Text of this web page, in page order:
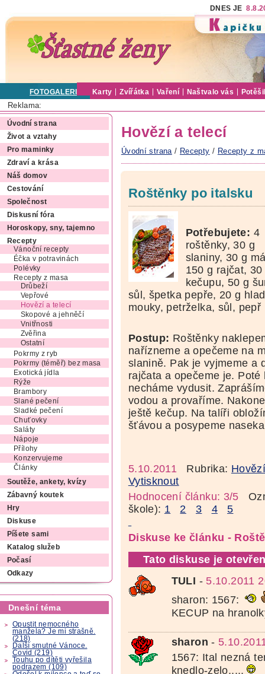
DNES JE
FOTOGALERIE Karty Zvířátka Vaření Naštvalo vás
Reklama:
Úvodní strana
Život a vztahy
Pro maminky
Zdraví a krása
Náš domov
Cestování
Společnost
Diskusní fóra
Horoskopy, sny, tajemno
Recepty
Vánoční recepty
Éčka v potravinách
Polévky
Recepty z masa
Drůbeží
Vepřové
Hovězí a telecí
Skopové a jehněčí
Vnitřnosti
Zvěřina
Ostatní
Pokrmy z ryb
Pokrmy (téměř) bez masa
Exotická jídla
Rýže
Brambory
Slané pečení
Sladké pečení
Chuťovky
Saláty
Nápoje
Přílohy
Konzervujeme
Články
Soutěže, ankety, kvízy
Zábavný koutek
Hry
Diskuse
Píšete sami
Katalog služeb
Počasí
Odkazy
Dnešní téma
Opustit nemocného
manžela? Je mi strašně.
(218)
Další smutné Vánoce.
Covid (219)
Touhu po dítěti vyřešila
podrazem (109)
Hovězí a telecí
Úvodní strana / Recepty / Recepty z
Roštěnky po italsku
Potřebujete: 4
roštěnky, 30 g
slaniny, 30 g
150 g rajčat, 30
kečupu, 50 g
sůl, špetka pepře, 20 g
mouky, petrželka, sůl, pepř
Postup: Roštěnky
nařízneme a opečeme na
slanině. Pak je vyjmeme a
rajčata a opečeme je.
necháme vydusit.
vodou a provaříme.
ještě kečup. Na talíři
šťávou a posypeme
5.10.2011 Rubrika:
Vytisknout
Hodnocení článku: 3/5
škole): 1 2 3 4 5
Diskuse ke článku -
Tato diskuse je
TULI - 5.10.2011
sharon: 1567:
KECUP na
sharon -
1567: Ital nezná
knedlo-zelo.....